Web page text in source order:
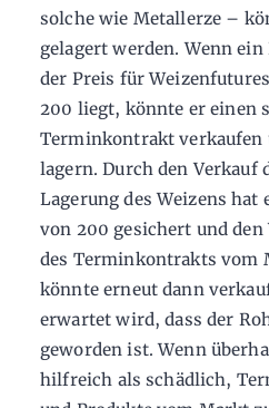
solche wie Metallerze –
gelagert werden. Wenn
der Preis für
200 liegt, könnte er einen
Terminkontrakt verkaufen
lagern. Durch den Verkauf
Lagerung des Weizens hat
von 200 gesichert und den
des Terminkontrakts vom
könnte erneut dann
erwartet wird, dass der
geworden ist. Wenn
hilfreich als schädlich,